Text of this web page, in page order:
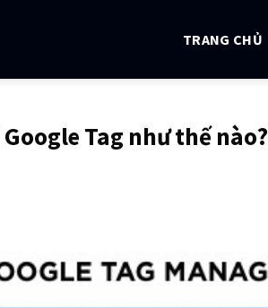
TRANG CHỦ
Tag như thế nào?